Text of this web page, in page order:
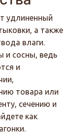
удлиненный
а также
влаги.
и сосны, ведь
и
товара или
сечению и
как